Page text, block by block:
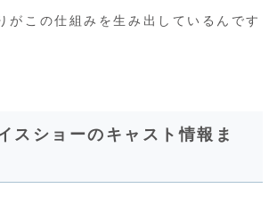
がこの仕組みを生み出しているんです
スショーのキャスト情報ま